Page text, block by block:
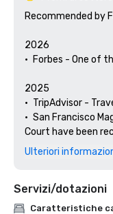
Recommended by
2026
•	Forbes - One of
2025
•	TripAdvisor -
•	San Francisco
Court have been
Setting
•	Thrillist - Best
and Culture Lover
Ulteriori
Servizi/dotazioni
Caratteristiche